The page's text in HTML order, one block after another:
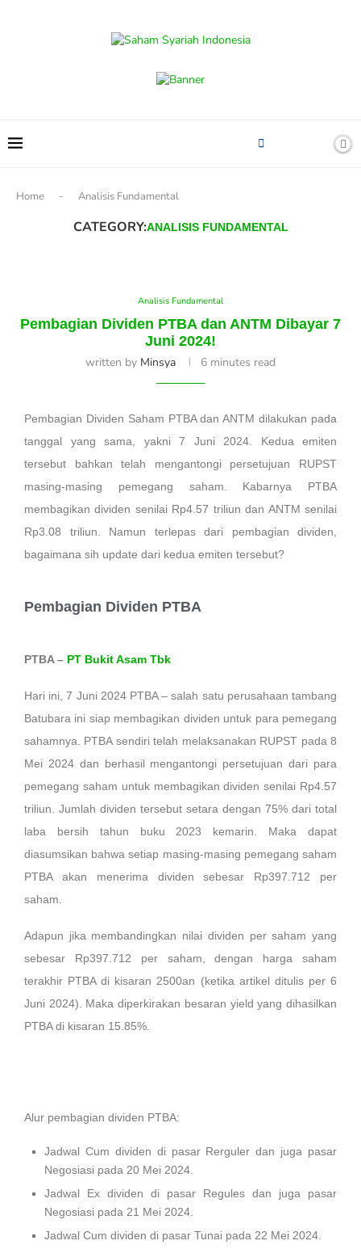
Home - Analisis Fundamental
CATEGORY:ANALISIS FUNDAMENTAL
Analisis Fundamental
Pembagian Dividen PTBA dan ANTM Dibayar 7
Juni 2024!
written by Minsya 6 minutes read
Pembagian Dividen Saham PTBA dan ANTM dilakukan pada
tanggal yang sama, yakni 7 Juni 2024. Kedua emiten
tersebut bahkan telah mengantongi persetujuan RUPST
masing-masing pemegang saham. Kabarnya PTBA
membagikan dividen senilai Rp4.57 triliun dan ANTM senilai
Rp3.08 triliun. Namun terlepas dari pembagian dividen,
bagaimana sih update dari kedua emiten tersebut?
Pembagian Dividen PTBA
PTBA – PT Bukit Asam Tbk
Hari ini, 7 Juni 2024 PTBA – salah satu perusahaan tambang
Batubara ini siap membagikan dividen untuk para pemegang
sahamnya. PTBA sendiri telah melaksanakan RUPST pada 8
Mei 2024 dan berhasil mengantongi persetujuan dari para
pemegang saham untuk membagikan dividen senilai Rp4.57
triliun. Jumlah dividen tersebut setara dengan 75% dari total
laba bersih tahun buku 2023 kemarin. Maka dapat
diasumsikan bahwa setiap masing-masing pemegang saham
PTBA akan menerima dividen sebesar Rp397.712 per
saham.
Adapun jika membandingkan nilai dividen per saham yang
sebesar Rp397.712 per saham, dengan harga saham
terakhir PTBA di kisaran 2500an (ketika artikel ditulis per 6
Juni 2024). Maka diperkirakan besaran yield yang dihasilkan
PTBA di kisaran 15.85%.
Alur pembagian dividen PTBA:
Jadwal Cum dividen di pasar Rerguler dan juga pasar
Negosiasi pada 20 Mei 2024.
Jadwal Ex dividen di pasar Regules dan juga pasar
Negosiasi pada 21 Mei 2024.
Jadwal Cum dividen di pasar Tunai pada 22 Mei 2024.